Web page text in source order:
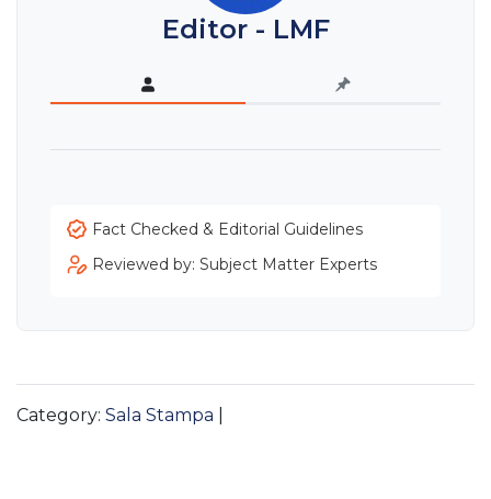
Editor - LMF
Fact Checked & Editorial Guidelines
Reviewed by: Subject Matter Experts
Category: Sala Stampa